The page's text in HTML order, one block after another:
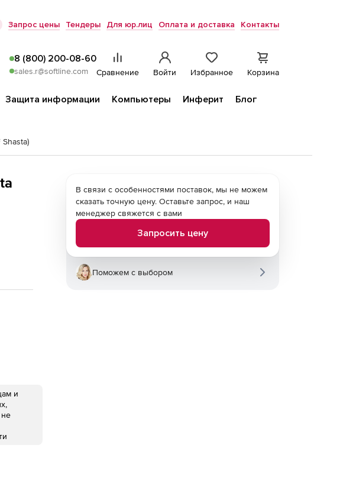
Запрос цены Тендеры Для юр.лиц Оплата и доставка Контакты
8 (800) 200-08-60
sales.r@softline.com Сравнение Войти Избранное Корзина
Защита информации Компьютеры Инферит
Блог
и
В связи с особенностями поставок, мы не можем
сказать точную цену. Оставьте запрос, и наш
менеджер свяжется с вами
Запросить цену
Поможем с выбором